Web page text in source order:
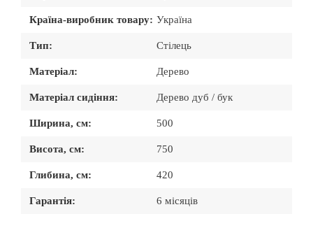
Країна-виробник товару: Україна
Тип: Стілець
Матеріал: Дерево
Матеріал сидіння: Дерево дуб / бук
Ширина, см: 500
Висота, см: 750
Глибина, см: 420
Гарантія: 6 місяців